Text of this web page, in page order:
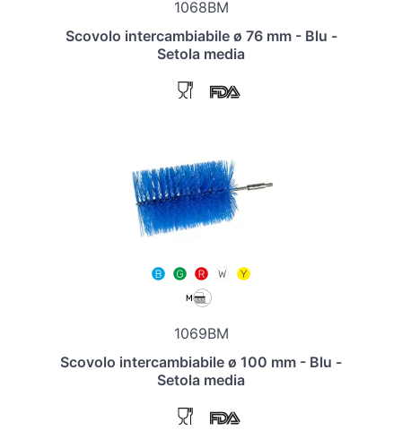
1068BM
Scovolo intercambiabile ø 76 mm - Blu -
Setola media
1069BM
Scovolo intercambiabile ø 100 mm - Blu -
Setola media